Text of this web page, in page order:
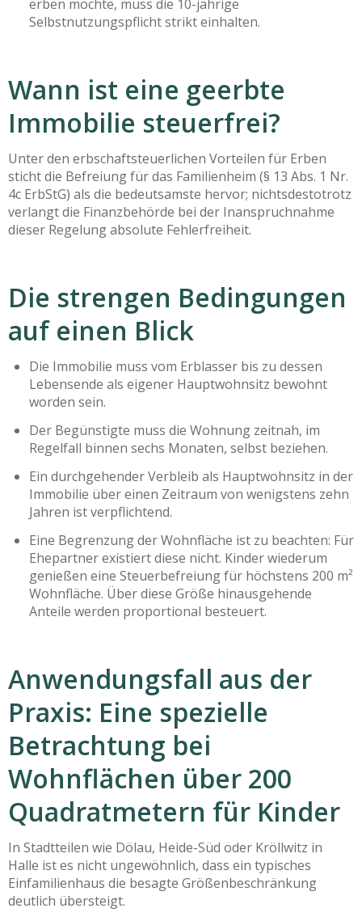
erben möchte, muss die 10-jährige
Selbstnutzungspflicht strikt einhalten.
Wann ist eine geerbte
Immobilie steuerfrei?
Unter den erbschaftsteuerlichen Vorteilen für Erben
sticht die Befreiung für das Familienheim (§ 13 Abs. 1 Nr.
4c ErbStG) als die bedeutsamste hervor; nichtsdestotrotz
verlangt die Finanzbehörde bei der Inanspruchnahme
dieser Regelung absolute Fehlerfreiheit.
Die strengen Bedingungen
auf einen Blick
Die Immobilie muss vom Erblasser bis zu dessen
Lebensende als eigener Hauptwohnsitz bewohnt
worden sein.
Der Begünstigte muss die Wohnung zeitnah, im
Regelfall binnen sechs Monaten, selbst beziehen.
Ein durchgehender Verbleib als Hauptwohnsitz in der
Immobilie über einen Zeitraum von wenigstens zehn
Jahren ist verpflichtend.
Eine Begrenzung der Wohnfläche ist zu beachten: Für
Ehepartner existiert diese nicht. Kinder wiederum
genießen eine Steuerbefreiung für höchstens 200 m²
Wohnfläche. Über diese Größe hinausgehende
Anteile werden proportional besteuert.
Anwendungsfall aus der
Praxis: Eine spezielle
Betrachtung bei
Wohnflächen über 200
Quadratmetern für Kinder
In Stadtteilen wie Dölau, Heide-Süd oder Kröllwitz in
Halle ist es nicht ungewöhnlich, dass ein typisches
Einfamilienhaus die besagte Größenbeschränkung
deutlich übersteigt.